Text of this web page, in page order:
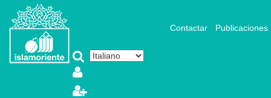
Salta al contenuto principale
Contactar Publicaciones